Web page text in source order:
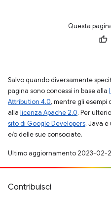
Questa
Salvo quando diversamente
pagina sono concessi in base alla
Attribution 4.0, mentre gli esempi
alla licenza Apache 2.0. Per
sito di Google Developers. Java
e/o delle sue consociate.
Ultimo aggiornamento 2023-02-
Contribuisci